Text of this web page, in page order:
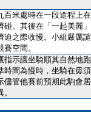
百米處時在一段途程上
碰。其後在「一起美麗
之際收慢。小組嚴厲
空間。
示讓坐騎順其自然地
時間為慢時，坐騎在毋
儘管他賽前預期此駒會